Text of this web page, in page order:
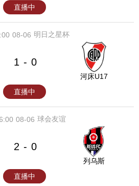
直播中
08-06 明日之星杯
1 - 0
河床U17
直播中
08-06 球会友谊
2 - 0
列乌斯
直播中